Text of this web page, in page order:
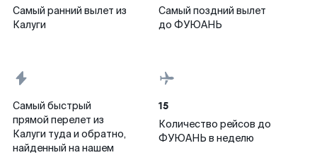
Самый ранний вылет из
Калуги
Самый поздний вылет
до ФУЮАНЬ
Самый быстрый
прямой перелет из
Калуги туда и обратно,
найденный на нашем
15
Количество рейсов до
ФУЮАНЬ в неделю